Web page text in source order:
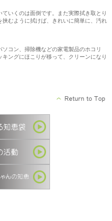
いくのは面倒です。また実際拭き取とり
むように拭けば、きれいに簡単に、汚れ
コン、掃除機などの家電製品のホコリ
ングにほこりが移って、クリーンになり